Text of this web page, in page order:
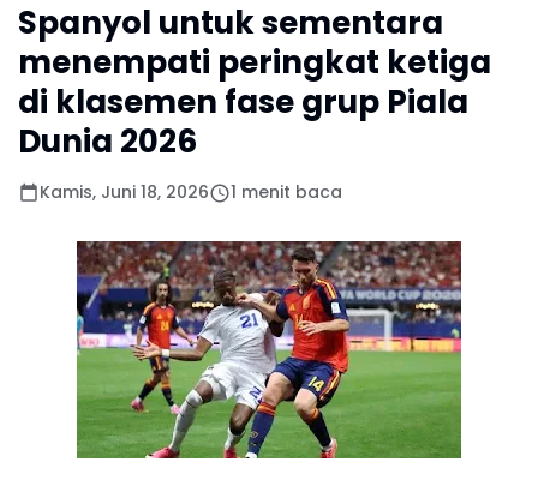
Spanyol untuk sementara
menempati peringkat ketiga
di klasemen fase grup Piala
Dunia 2026
Kamis, Juni 18, 2026 1 menit baca